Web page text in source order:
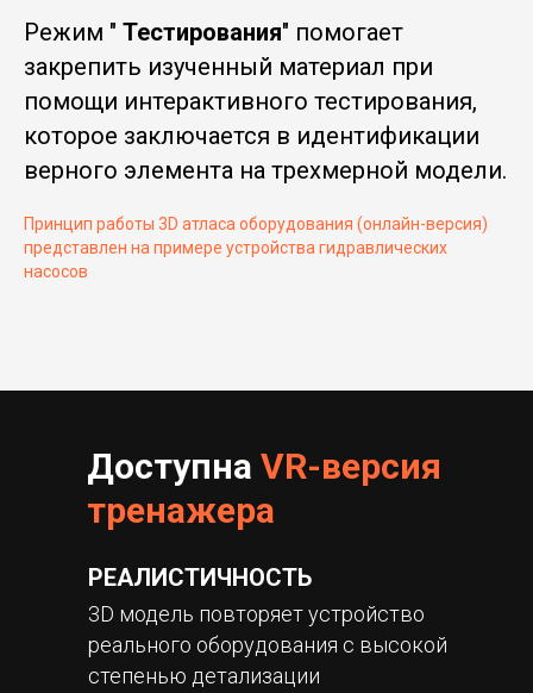
Режим " Тестирования" помогает
закрепить изученный материал при
помощи интерактивного тестирования,
которое заключается в идентификации
верного элемента на трехмерной модели.
Принцип работы 3D атласа оборудования (онлайн-версия)
представлен на примере устройства гидравлических
насосов
3D модель повторяет устройство
реального оборудования с высокой
степенью детализации
РЕАЛИСТИЧНОСТЬ
Доступна VR-версия
тренажера